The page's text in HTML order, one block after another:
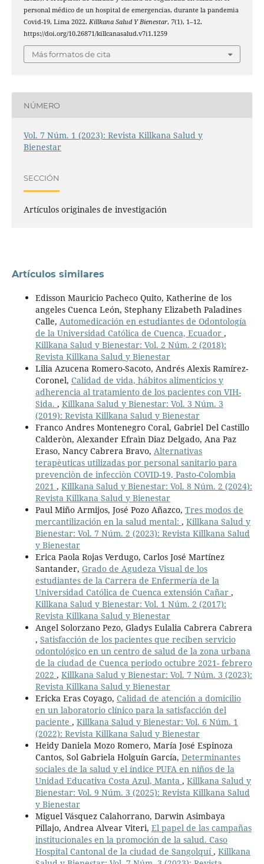
personal médico de un hospital de emergencias, durante la pandemia
Covid-19, Lima 2022. Killkana Salud Y Bienestar, 7(1), 1–12.
https://doi.org/10.26871/killcanasalud.v7i1.1259
Más formatos de cita
NÚMERO
Vol. 7 Núm. 1 (2023): Revista Killkana Salud y
Bienestar
SECCIÓN
Artículos originales de investigación
Artículos similares
Edisson Mauricio Pacheco Quito, Katherine de los
angeles Cuenca León, Stephany Elizabeth Paladines
Calle, Automedicación en estudiantes de Odontología
de la Universidad Católica de Cuenca, Ecuador ,
Killkana Salud y Bienestar: Vol. 2 Núm. 2 (2018):
Revista Killkana Salud y Bienestar
Lilia Azucena Romero-Sacoto, Andrés Alexis Ramírez-
Coronel, Calidad de vida, hábitos alimenticios y
adherencia al tratamiento de los pacientes con VIH-
Sida. , Killkana Salud y Bienestar: Vol. 3 Núm. 3
(2019): Revista Killkana Salud y Bienestar
Franco Andres Montenegro Coral, Gabriel Del Castillo
Calderòn, Alexander Efraìn Diaz Delgado, Ana Paz
Eraso, Nancy Cabrera Bravo, Alternativas
terapèuticas utilizadas por personal sanitario para
prevenciòn de infecciòn COVID-19, Pasto-Colombia
2021 , Killkana Salud y Bienestar: Vol. 8 Núm. 2 (2024):
Revista Killkana Salud y Bienestar
Paul Miño Armijos, José Pozo Añazco, Tres modos de
mercantilización en la salud mental: , Killkana Salud y
Bienestar: Vol. 7 Núm. 2 (2023): Revista Killkana Salud
y Bienestar
Erica Paola Rojas Verdugo, Carlos José Martínez
Santander, Grado de Agudeza Visual de los
estudiantes de la Carrera de Enfermería de la
Universidad Católica de Cuenca extensión Cañar ,
Killkana Salud y Bienestar: Vol. 1 Núm. 2 (2017):
Revista Killkana Salud y Bienestar
Angel Solorzano Pezo, Gladys Eulalia Cabrera Cabrera
, Satisfacción de los pacientes que reciben servicio
odontológico en un centro de salud de la zona urbana
de la ciudad de Cuenca periodo octubre 2021- febrero
2022 , Killkana Salud y Bienestar: Vol. 7 Núm. 3 (2023):
Revista Killkana Salud y Bienestar
Ericka Eras Coyago, Calidad de atención a domicilio
en un laboratorio clínico para la satisfacción del
paciente , Killkana Salud y Bienestar: Vol. 6 Núm. 1
(2022): Revista Killkana Salud y Bienestar
Heidy Daniela Mozo Romero, María José Espinoza
Cantos, Sol Gabriela Holguín García, Determinantes
sociales de la salud y el índice PUFA en niños de la
Unidad Educativa Costa Azul, Manta , Killkana Salud y
Bienestar: Vol. 9 Núm. 3 (2025): Revista Killkana Salud
y Bienestar
Miguel Vásquez Calahorrano, Darwin Asimbaya
Pillajo, Andrea Alvear Viteri, El papel de las campañas
institucionales en la promoción de la salud. Caso
Hospital Cantonal de la ciudad de Sangolquí, Killkana